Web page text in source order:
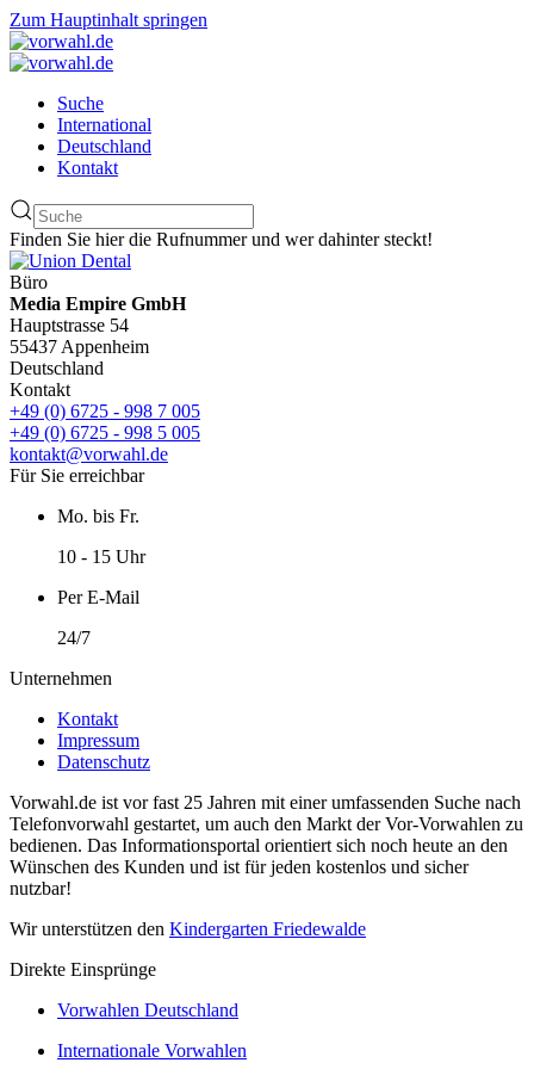
Zum Hauptinhalt springen
Suche
International
Deutschland
Kontakt
Finden Sie hier die Rufnummer und wer dahinter steckt!
Büro
Media Empire GmbH
Hauptstrasse 54
55437 Appenheim
Deutschland
Kontakt
+49 (0) 6725 - 998 7 005
+49 (0) 6725 - 998 5 005
kontakt@vorwahl.de
Für Sie erreichbar
Mo. bis Fr.
10 - 15 Uhr
Per E-Mail
24/7
Unternehmen
Kontakt
Impressum
Datenschutz
Vorwahl.de ist vor fast 25 Jahren mit einer umfassenden Suche nach
Telefonvorwahl gestartet, um auch den Markt der Vor-Vorwahlen zu
bedienen. Das Informationsportal orientiert sich noch heute an den
Wünschen des Kunden und ist für jeden kostenlos und sicher
nutzbar!
Wir unterstützen den Kindergarten Friedewalde
Direkte Einsprünge
Vorwahlen Deutschland
Internationale Vorwahlen